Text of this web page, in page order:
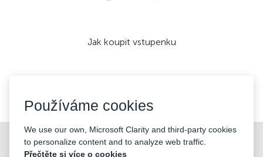
©2026 «KONTRAMARKA OÜ» Všechna práva vyhrazena
Jak koupit vstupenku
Používáme cookies
We use our own, Microsoft Clarity and third-party cookies
to personalize content and to analyze web traffic.
Přečtěte si více o cookies